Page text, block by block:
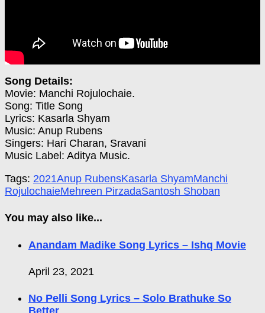
Song Details:
Movie: Manchi Rojulochaie.
Song: Title Song
Lyrics: Kasarla Shyam
Music: Anup Rubens
Singers: Hari Charan, Sravani
Music Label: Aditya Music.
Tags: 2021Anup RubensKasarla ShyamManchi
RojulochaieMehreen PirzadaSantosh Shoban
You may also like...
Anandam Madike Song Lyrics – Ishq Movie
April 23, 2021
No Pelli Song Lyrics – Solo Brathuke So
Better